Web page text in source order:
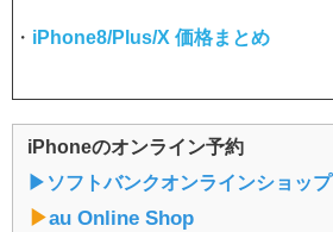
・ iPhone8/Plus/X 価格まとめ
iPhoneのオンライン予約
▶︎ソフトバンクオンラインショップ
▶︎au Online Shop